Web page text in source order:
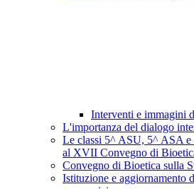
Interventi e immagini
L'importanza del dialogo
Le classi 5^ ASU, 5^ ASA
al XVII Convegno di
Convegno di Bioetica sulla
Istituzione e aggiornamento